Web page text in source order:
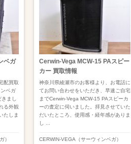
ベガ
配買取
ベガ
まし
る外観
たしま
）
Cerwin-Vega MCW-15 PAスピー
カー 買取情報
神奈川県綾瀬市のお客様より、お電話に
てお問い合わせをいただき、早速ご自宅
までCerwin-Vega MCW-15 PAスピーカ
ーの査定に伺いました。拝見させていた
だいたところ、使用感・経年感がありま
し ...
CERWIN-VEGA（サーウィンベガ）